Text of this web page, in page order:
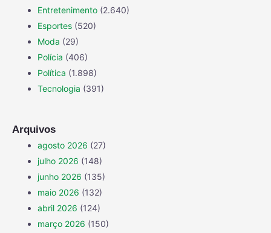
Entretenimento (2.640)
Esportes (520)
Moda (29)
Polícia (406)
Política (1.898)
Tecnologia (391)
Arquivos
agosto 2026 (27)
julho 2026 (148)
junho 2026 (135)
maio 2026 (132)
abril 2026 (124)
março 2026 (150)